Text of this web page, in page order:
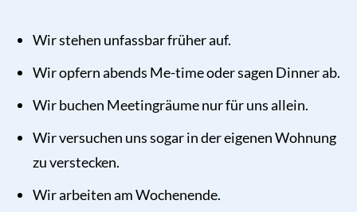
Wir stehen unfassbar früher auf.
Wir opfern abends Me-time oder sagen Dinner ab.
Wir buchen Meetingräume nur für uns allein.
Wir versuchen uns sogar in der eigenen Wohnung
zu verstecken.
Wir arbeiten am Wochenende.